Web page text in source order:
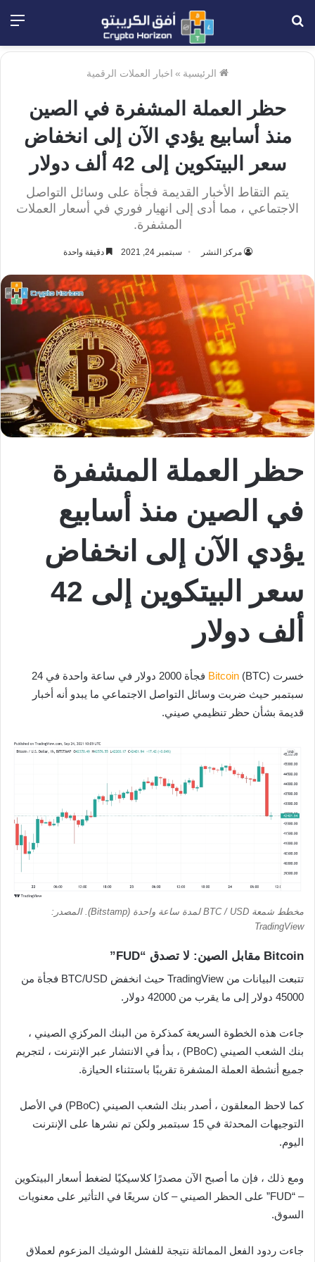
الرئيسية » اخبار العملات الرقمية
حظر العملة المشفرة في الصين
منذ أسابيع يؤدي الآن إلى انخفاض
سعر البيتكوين إلى 42 ألف دولار
يتم التقاط الأخبار القديمة فجأة على وسائل التواصل
الاجتماعي ، مما أدى إلى انهيار فوري في أسعار العملات
المشفرة.
مركز النشر سبتمبر 24, 2021 دقيقة واحدة
حظر العملة المشفرة
في الصين منذ أسابيع
يؤدي الآن إلى انخفاض
سعر البيتكوين إلى 42
ألف دولار
خسرت Bitcoin
(BTC) فجأة 2000 دولار في ساعة واحدة في 24
سبتمبر حيث ضربت وسائل التواصل الاجتماعي ما يبدو أنه أخبار
قديمة بشأن حظر تنظيمي صيني.
مخطط شمعة BTC / USD لمدة ساعة واحدة (Bitstamp). المصدر:
TradingView
Bitcoin مقابل الصين: لا تصدق “FUD”
تتبعت البيانات من TradingView حيث انخفض BTC/USD فجأة من
45000 دولار إلى ما يقرب من 42000 دولار.
جاءت هذه الخطوة السريعة كمذكرة من البنك المركزي الصيني ،
بنك الشعب الصيني (PBoC) ، بدأ في الانتشار عبر الإنترنت ، لتجريم
جميع أنشطة العملة المشفرة تقريبًا باستثناء الحيازة.
كما لاحظ المعلقون ، أصدر بنك الشعب الصيني (PBoC) في الأصل
التوجيهات المحدثة في 15 سبتمبر ولكن تم نشرها على الإنترنت
اليوم.
ومع ذلك ، فإن ما أصبح الآن مصدرًا كلاسيكيًا لضغط أسعار البيتكوين
– “FUD” على الحظر الصيني – كان سريعًا في التأثير على معنويات
السوق.
جاءت ردود الفعل المماثلة نتيجة للفشل الوشيك المزعوم لعملاق